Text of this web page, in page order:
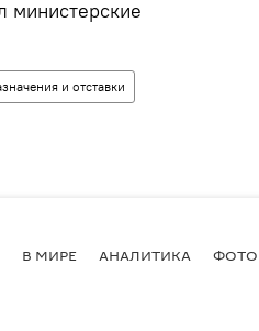
министерские
и отставки
В МИРЕ АНАЛИТИКА ФОТО